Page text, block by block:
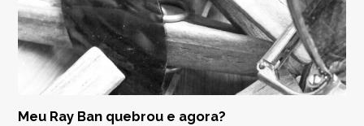
Meu Ray Ban quebrou e agora?